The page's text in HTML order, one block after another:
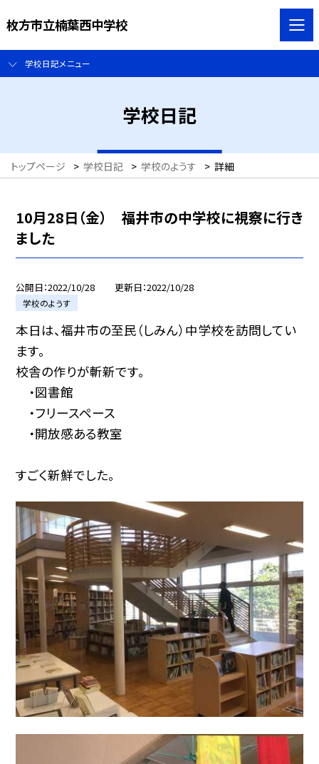
枚方市立楠葉西中学校
学校日記メニュー
学校日記
トップページ > 学校日記 > 学校のようす > 詳細
10月28日（金） 福井市の中学校に視察に行き
ました
公開日 2022/10/28 更新日 2022/10/28
学校のようす
本日は、福井市の至民（しみん）中学校を訪問してい
ます。
校舎の作りが斬新です。
・図書館
・フリースペース
・開放感ある教室
すごく新鮮でした。